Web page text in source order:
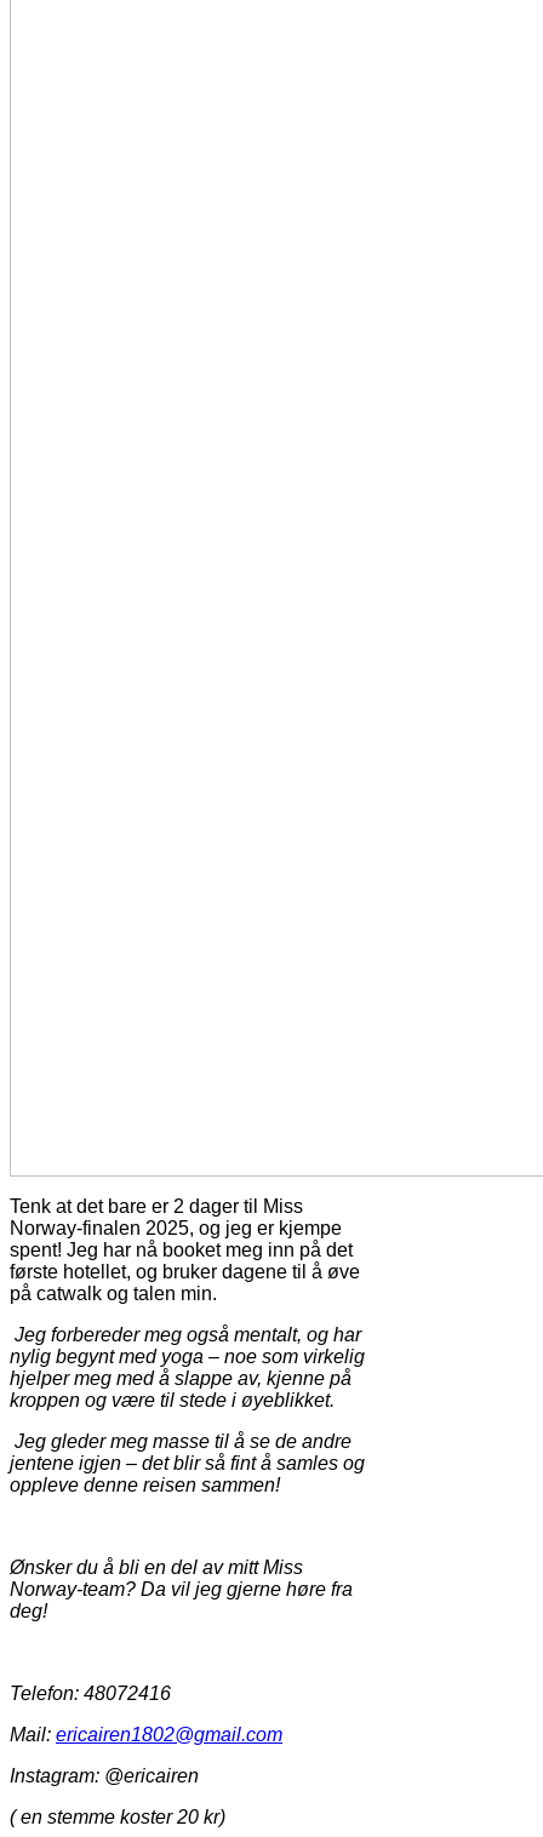
Tenk at det bare er 2 dager til Miss
Norway-finalen 2025, og jeg er kjempe
spent! Jeg har nå booket meg inn på det
første hotellet, og bruker dagene til å øve
på catwalk og talen min.
Jeg forbereder meg også mentalt, og har
nylig begynt med yoga – noe som virkelig
hjelper meg med å slappe av, kjenne på
kroppen og være til stede i øyeblikket.
Jeg gleder meg masse til å se de andre
jentene igjen – det blir så fint å samles og
oppleve denne reisen sammen!
Ønsker du å bli en del av mitt Miss
Norway-team? Da vil jeg gjerne høre fra
deg!
Telefon: 48072416
Mail: ericairen1802@gmail.com
Instagram: @ericairen
( en stemme koster 20 kr)